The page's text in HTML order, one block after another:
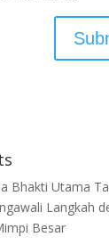
Bhakti Utama
Langkah
Besar